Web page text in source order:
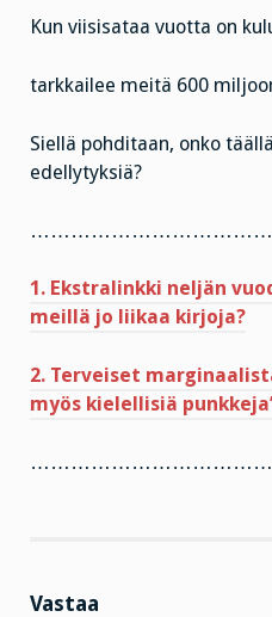
Kun viisisataa vuotta on
tarkkailee meitä 600
Siellä pohditaan, onko
edellytyksiä?
1. Ekstralinkki neljän
meillä jo liikaa kirjoja?
2. Terveiset
myös kielellisiä
Vastaa